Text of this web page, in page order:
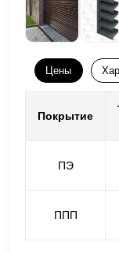
Цены
Покрытие
ПЭ
ППП